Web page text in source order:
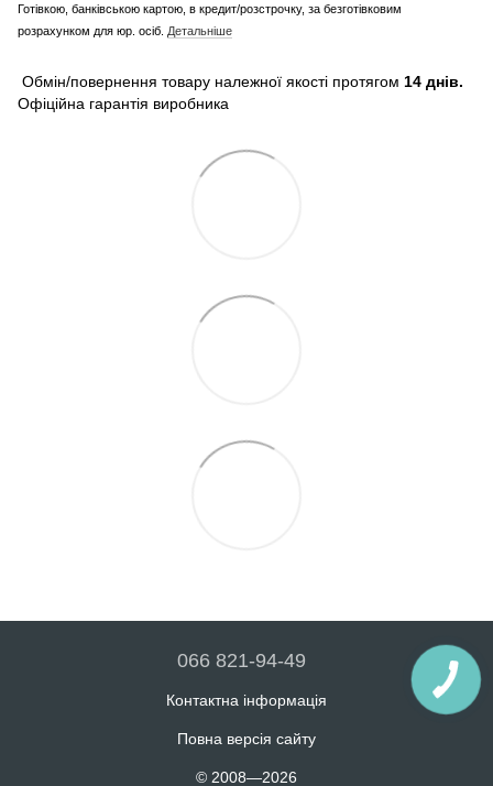
Готівкою, банківською картою, в кредит/розстрочку, за безготівковим
розрахунком для юр. осіб. Детальніше
Обмін/повернення товару належної якості протягом 14 днів.
Офіційна гарантія виробника
066 821-94-49
Контактна інформація
Повна версія сайту
© 2008—2026